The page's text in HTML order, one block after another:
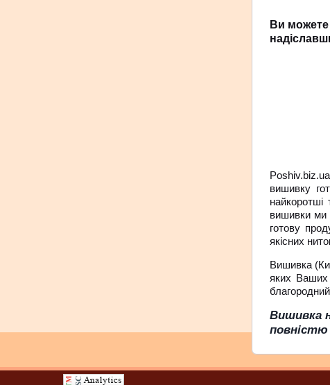
Ви
вишивку
вишивки ми
готову
якісних
Вишивка
яких Ваших
Вишивка
повністю